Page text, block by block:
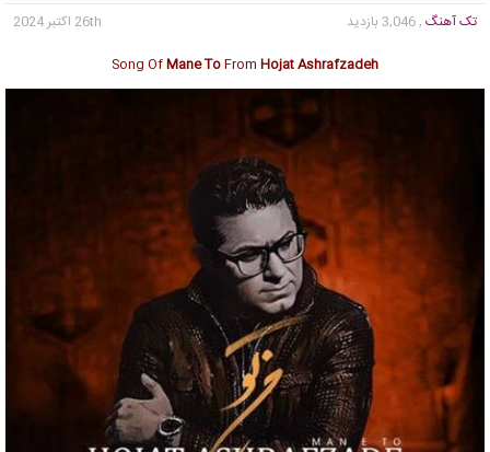
تک آهنگ , 3,046 بازدید
26th اکتبر 2024
Song OfMane ToFrom Hojat Ashrafzadeh